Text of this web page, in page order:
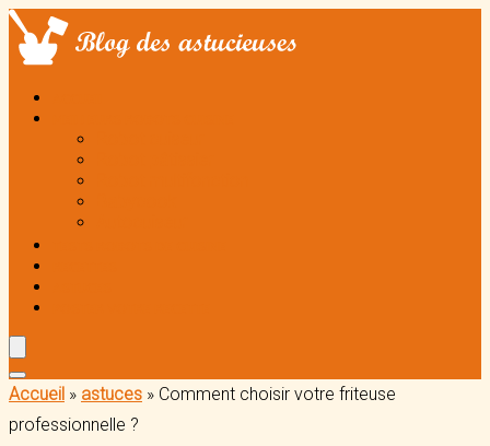
Accueil » astuces » Comment choisir votre friteuse
professionnelle ?